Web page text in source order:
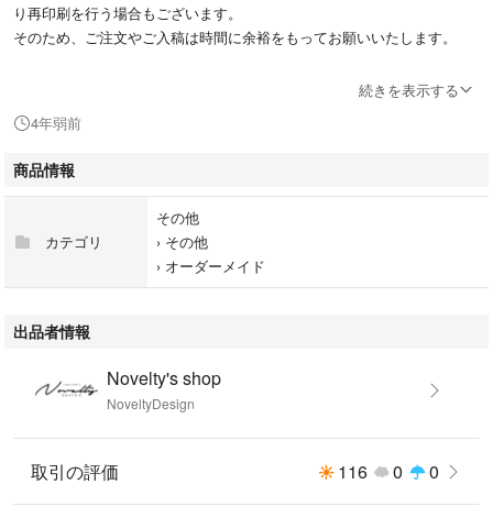
り再印刷を行う場合もございます。
そのため、ご注文やご入稿は時間に余裕をもってお願いいたします。
名刺デザイン番号：2種類【各両面100枚】
記載内容はご購入後に、当店のメールアドレスをお知らせしますので、そ
ちらよりご送付いただくか、
必要事項を取引メッセージにてお送り頂いても結構でございます。
当店の名刺は全て「厚紙(0.22〜0.23mm)」です。
劣化をなるべく防ぐため保管には光を遮った暗所がお勧めです。
続きを表示する
4年弱前
商品情報
カテゴリ
その他
› その他
› オーダーメイド
出品者情報
Novelty's shop
NoveltyDesign
取引の評価 116 0 0